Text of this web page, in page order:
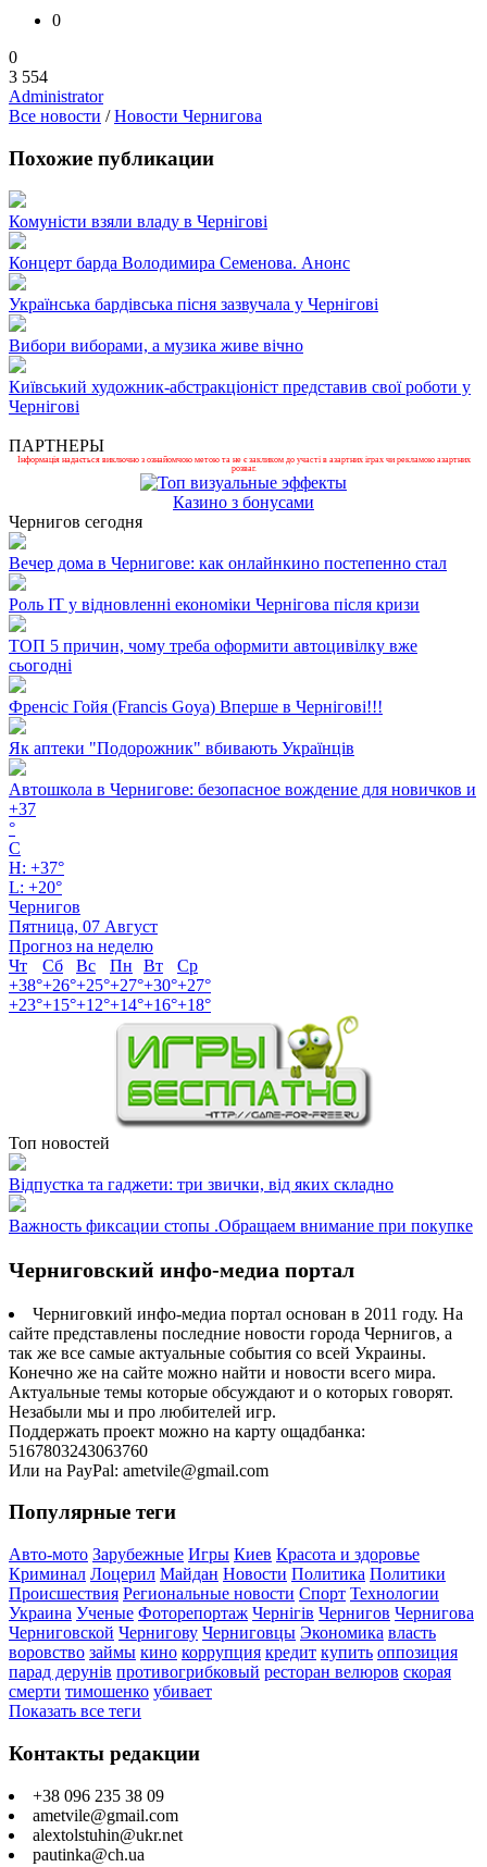
0
0
3 554
Administrator
Все новости /Новости Чернигова
Похожие публикации
Комуністи взяли владу в Чернігові
Концерт барда Володимира Семенова. Анонс
Українська бардівська пісня зазвучала у Чернігові
Вибори виборами, а музика живе вічно
Київський художник-абстракціоніст представив свої роботи у
Чернігові
ПАРТНЕРЫ
Інформація надається виключно з ознайомчою метою та не є закликом до участі в азартних іграх чи рекламою азартних
розваг.
Казино з бонусами
Чернигов сегодня
Вечер дома в Чернигове: как онлайнкино постепенно стал
Роль ІТ у відновленні економіки Чернігова після кризи
ТОП 5 причин, чому треба оформити автоцивілку вже
сьогодні
Френсіс Гойя (Francis Goya) Вперше в Чернігові!!!
Як аптеки "Подорожник" вбивають Українців
Автошкола в Чернигове: безопасное вождение для новичков и
+37
°
C
H: +37°
L: +20°
Чернигов
Пятница, 07 Август
Прогноз на неделю
Чт
Сб Вс Пн Вт
Ср
+38°+26°+25°+27°+30°+27°
+23°+15°+12°+14°+16°+18°
Топ новостей
Відпустка та гаджети: три звички, від яких складно
Важность фиксации стопы .Обращаем внимание при покупке
Черниговский инфо-медиа портал
Черниговкий инфо-медиа портал основан в 2011 году. На
сайте представлены последние новости города Чернигов, а
так же все самые актуальные события со всей Украины.
Конечно же на сайте можно найти и новости всего мира.
Актуальные темы которые обсуждают и о которых говорят.
Незабыли мы и про любителей игр.
Поддержать проект можно на карту ощадбанка:
5167803243063760
Или на PayPal: ametvile@gmail.com
Популярные теги
Авто-мото Зарубежные Игры Киев Красота и здоровье
Криминал Лоцерил Майдан Новости Политика Политики
Происшествия Региональные новости Спорт Технологии
Украина Ученые Фоторепортаж Чернігів Чернигов Чернигова
Черниговской Чернигову Черниговцы Экономика власть
воровство займы кино коррупция кредит купить оппозиция
парад дерунів противогрибковый ресторан велюров скорая
смерти тимошенко убивает
Показать все теги
Контакты редакции
+38 096 235 38 09
ametvile@gmail.com
alextolstuhin@ukr.net
pautinka@ch.ua